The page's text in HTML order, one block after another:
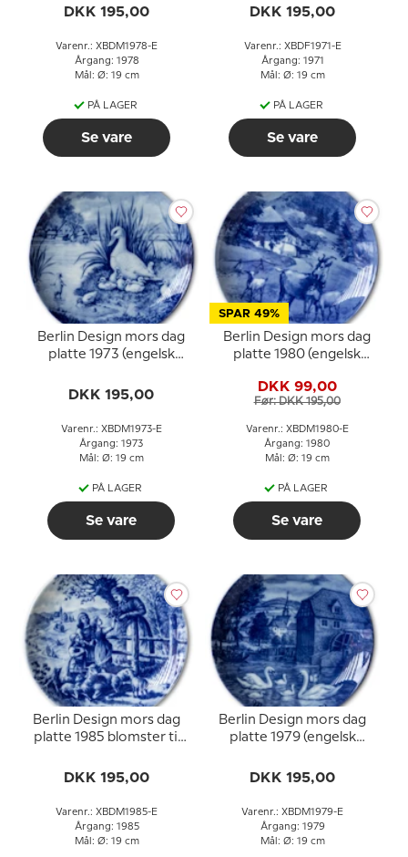
DKK 195,00
Varenr.: XBDM1978-E
Årgang: 1978
Mål: Ø: 19 cm
PÅ LAGER
Se vare
DKK 195,00
Varenr.: XBDF1971-E
Årgang: 1971
Mål: Ø: 19 cm
PÅ LAGER
Se vare
Berlin Design mors dag
platte 1973 (engelsk
DKK 195,00
Varenr.: XBDM1973-E
Årgang: 1973
Mål: Ø: 19 cm
PÅ LAGER
Se vare
SPAR 49%
Berlin Design mors dag
platte 1980 (engelsk
DKK 99,00
Før: DKK 195,00
Varenr.: XBDM1980-E
Årgang: 1980
Mål: Ø: 19 cm
PÅ LAGER
Se vare
Berlin Design mors dag
platte 1985 blomster til
DKK 195,00
Varenr.: XBDM1985-E
Årgang: 1985
Mål: Ø: 19 cm
Berlin Design mors dag
platte 1979 (engelsk
DKK 195,00
Varenr.: XBDM1979-E
Årgang: 1979
Mål: Ø: 19 cm